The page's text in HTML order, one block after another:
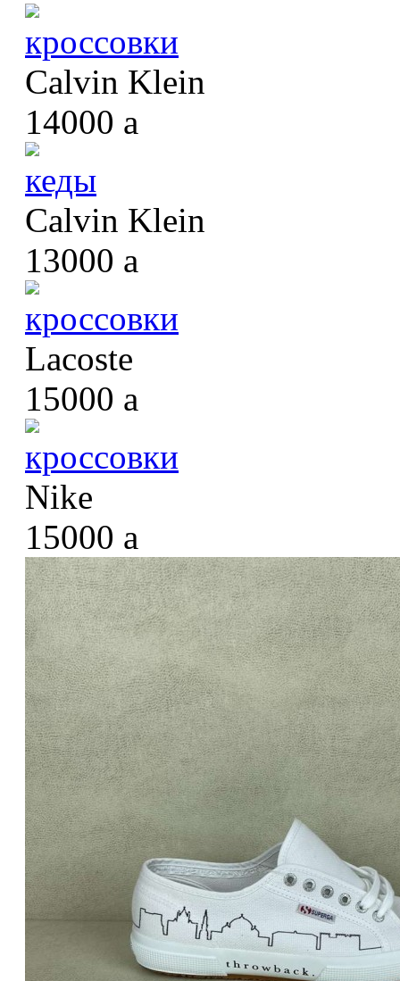
кроссовки
Calvin Klein
14000 a
кеды
Calvin Klein
13000 a
кроссовки
Lacoste
15000 a
кроссовки
Nike
15000 a